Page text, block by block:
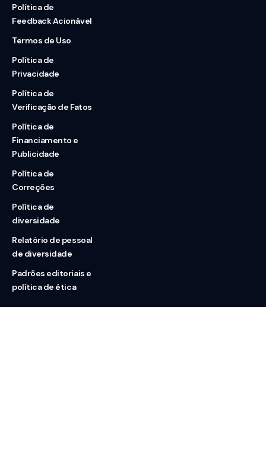
Política de
Feedback Acionável
Termos de Uso
Política de
Privacidade
Política de
Verificação de Fatos
Política de
Financiamento e
Publicidade
Política de
Correções
Política de
diversidade
Relatório de pessoal
de diversidade
Padrões editoriais e
política de ética